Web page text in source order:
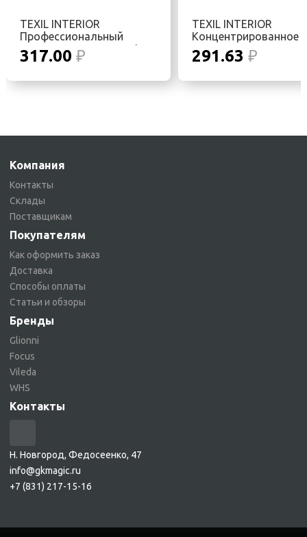
TEXIL INTERIOR
Профессиональный
шампунь для ковров 1л
317.00 ₽
TEXIL INTERIOR
Концентрированное
средство для
интерьера 0,75л 1/12
291.63 ₽
Компания
Контакты
Склады
Поставщикам
Покупателям
Как оформить заказ
Доставка
Способы оплаты
Статьи и обзоры
Бренды
Glionni
Focus
Vileda
WHS
Контакты
Н. Новгород, Федосеенко, 47
info@gkmagic.ru
+7 (831) 217-15-16